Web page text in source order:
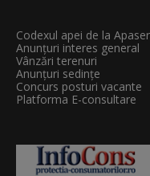
Codexul apei de la
Anunțuri interes general
Vânzări terenuri
Anunțuri sedințe
Concurs posturi vacante
Platforma E-consultare